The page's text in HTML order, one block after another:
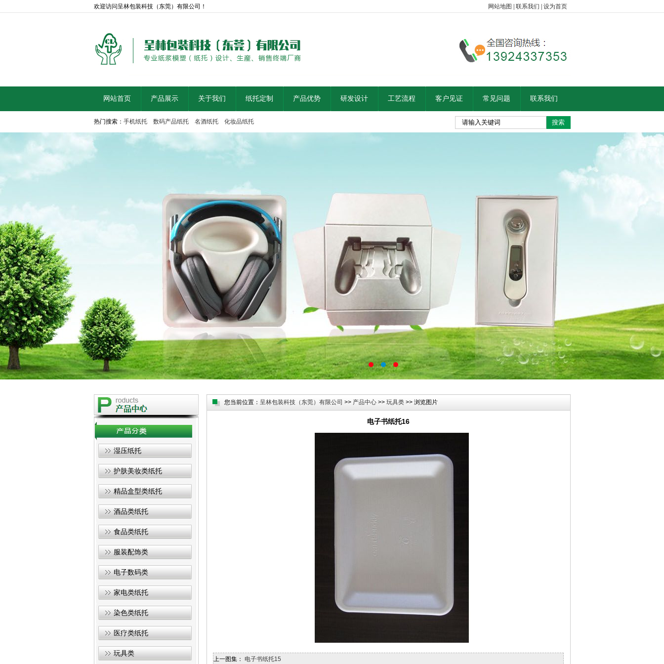
欢迎访问呈林包装科技（东莞）有限公司！ 网站地图 联系我们 设为首页
网站首页 产品展示 关于我们 纸托定制 产品优势 研发设计 工艺流程 客户见证 常见问题 联系我们
热门搜索： 手机纸托 数码产品纸托 名酒纸托 化妆品纸托
湿压纸托
护肤美妆类纸托
精品盒型类纸托
酒品类纸托
食品类纸托
服装配饰类
电子数码类
家电类纸托
染色类纸托
医疗类纸托
玩具类
您当前位置： 呈林包装科技（东莞）有限公司 >> 产品中心 >> 玩具类 >> 浏览图片
电子书纸托16
上一图集： 电子书纸托15